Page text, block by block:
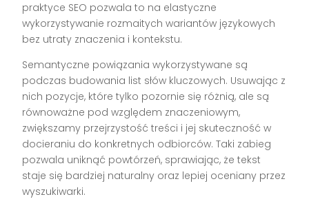
praktyce SEO pozwala to na elastyczne
wykorzystywanie rozmaitych wariantów językowych
bez utraty znaczenia i kontekstu.
Semantyczne powiązania wykorzystywane są
podczas budowania list słów kluczowych. Usuwając z
nich pozycje, które tylko pozornie się różnią, ale są
równoważne pod względem znaczeniowym,
zwiększamy przejrzystość treści i jej skuteczność w
docieraniu do konkretnych odbiorców. Taki zabieg
pozwala uniknąć powtórzeń, sprawiając, że tekst
staje się bardziej naturalny oraz lepiej oceniany przez
wyszukiwarki.